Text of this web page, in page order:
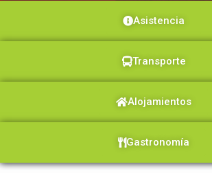
Asistencia
Transporte
Alojamientos
Gastronomía